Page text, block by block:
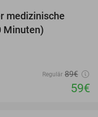
medizinische
Minuten)
Regulär 89€
59€